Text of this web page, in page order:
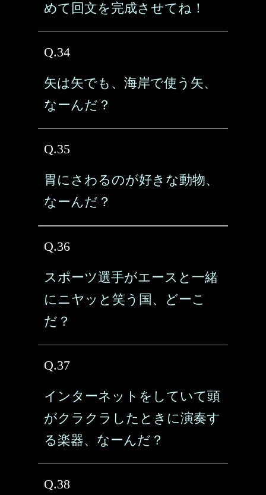
めて回文を完成させてね！
Q.34
矢は矢でも、海岸で使う矢、
なーんだ？
Q.35
胃にさわるのが好きな動物、
なーんだ？
Q.36
スポーツ選手がエースと一緒
にニヤッと笑う国、どーこ
だ？
Q.37
インターネットをしていて頭
がクラクラしたときに演奏す
る楽器、なーんだ？
Q.38